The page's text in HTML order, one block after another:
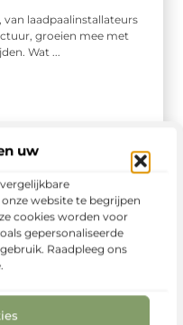
uw
website te begrijpen
cookies worden voor
gepersonaliseerde
Raadpleeg ons
laadpaalinstallateurs
groeien mee met
Wat ...